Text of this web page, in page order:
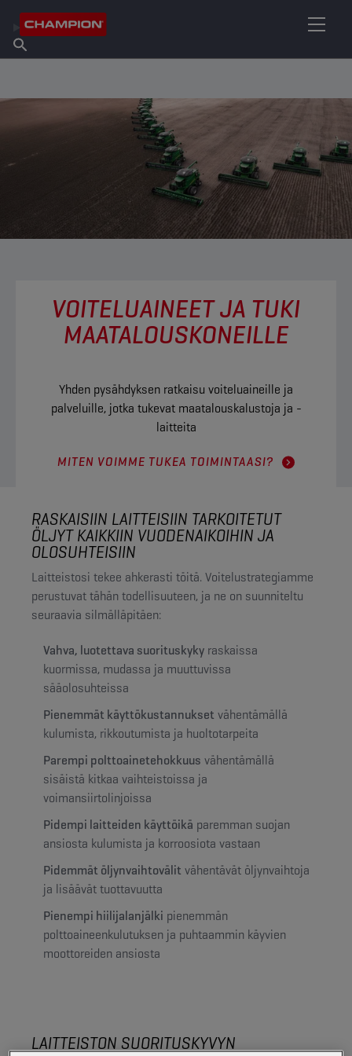
Tietoa Championista
Etsi myyntipiste
VOITELUAINEET JA TUKI
MAATALOUSKONEILLE
Yhden pysähdyksen ratkaisu voiteluaineille ja
palveluille, jotka tukevat maatalouskalustoja ja -
laitteita
MITEN VOIMME TUKEA TOIMINTAASI?
RASKAISIIN LAITTEISIIN TARKOITETUT
ÖLJYT KAIKKIIN VUODENAIKOIHIN JA
OLOSUHTEISIIN
Laitteistosi tekee ahkerasti töitä. Voitelustrategiamme
perustuvat tähän todellisuuteen, ja ne on suunniteltu
seuraavia silmälläpitäen:
Vahva, luotettava suorituskyky raskaissa
kuormissa, mudassa ja muuttuvissa
sääolosuhteissa
Pienemmät käyttökustannukset vähentämällä
kulumista, rikkoutumista ja huoltotarpeita
Parempi polttoainetehokkuus vähentämällä
sisäistä kitkaa vaihteistoissa ja
voimansiirtolinjoissa
Pidempi laitteiden käyttöikä paremman suojan
ansiosta kulumista ja korroosiota vastaan
Pidemmät öljynvaihtovälit vähentävät öljynvaihtoja
ja lisäävät tuottavuutta
Pienempi hiilijalanjälki pienemmän
polttoaineenkulutuksen ja puhtaammin käyvien
moottoreiden ansiosta
LAITTEISTON SUORITUSKYVYN